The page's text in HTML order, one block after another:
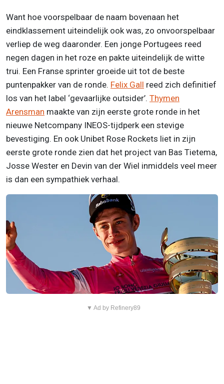
Want hoe voorspelbaar de naam bovenaan het
eindklassement uiteindelijk ook was, zo onvoorspelbaar
verliep de weg daaronder. Een jonge Portugees reed
negen dagen in het roze en pakte uiteindelijk de witte
trui. Een Franse sprinter groeide uit tot de beste
puntenpakker van de ronde. Felix Gall reed zich definitief
los van het label ‘gevaarlijke outsider’. Thymen
Arensman maakte van zijn eerste grote ronde in het
nieuwe Netcompany INEOS-tijdperk een stevige
bevestiging. En ook Unibet Rose Rockets liet in zijn
eerste grote ronde zien dat het project van Bas Tietema,
Josse Wester en Devin van der Wiel inmiddels veel meer
is dan een sympathiek verhaal.
▼ Ad by Refinery89